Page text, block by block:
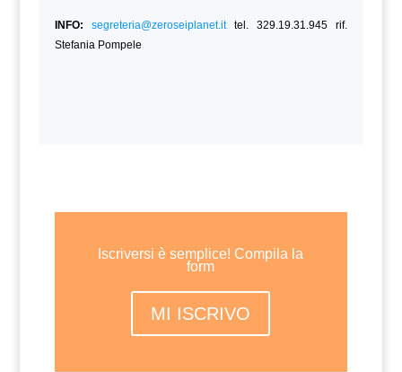
INFO: segreteria@zeroseiplanet.ittel. 329.19.31.945 rif.
Stefania Pompele
Iscriversi è semplice! Compila la
form
MI ISCRIVO